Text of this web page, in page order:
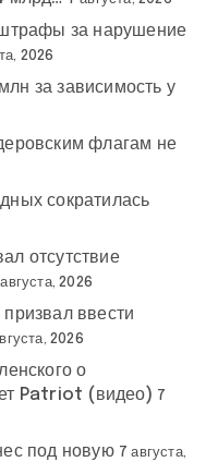
за нарушение
2026
за зависимость у
флагам не
сократилась
отсутствие
2026
ввести
2026
о
Patriot (видео) 7
под новую 7 августа,